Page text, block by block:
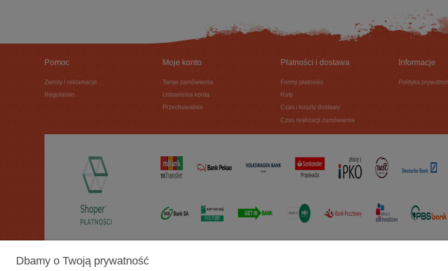
Pomoc
Zwroty i reklamacje
Regulamin
Moje konto
Twoje zamówienia
Ustawienia konta
Przechowalnia
Płatności i dostawa
Formy płatności
Raty
Czas i koszty dostawy
Czas realizacji zamówienia
Informacje
Polityka
Dbamy o Twoją prywatność